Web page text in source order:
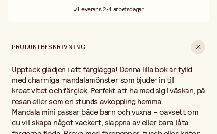
Leverans 2-4 arbetsdagar
PRODUKTBESKRIVNING
Upptäck glädjen i att färglägga! Denna lilla bok är fylld
med charmiga mandalamönster som bjuder in till
kreativitet och färglek. Perfekt att ha med sig i väskan, på
resan eller som en stunds avkoppling hemma.
Mandala mini passar både barn och vuxna – oavsett om
du vill skapa något vackert, slappna av eller bara låta